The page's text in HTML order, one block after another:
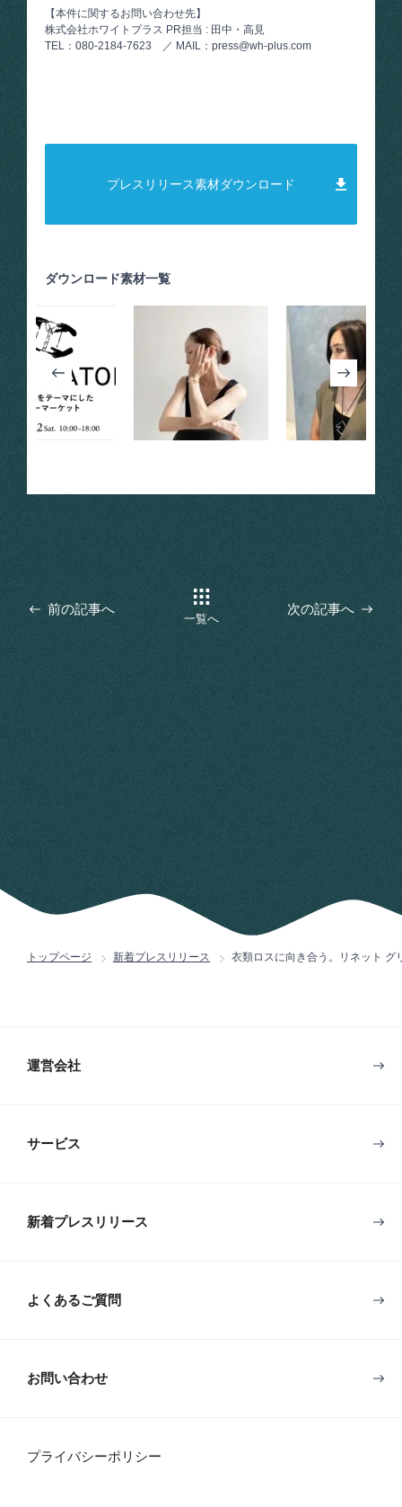
【本件に関するお問い合わせ先】
株式会社ホワイトプラス PR担当 : 田中・高見
TEL：080-2184-7623 ／ MAIL：press@wh-plus.com
プレスリリース素材ダウンロード
ダウンロード素材一覧
前の記事へ
一覧へ
次の記事へ
トップページ 新着プレスリリース 衣類ロスに向き合う。リネット グ
運営会社
サービス
新着プレスリリース
よくあるご質問
お問い合わせ
プライバシーポリシー